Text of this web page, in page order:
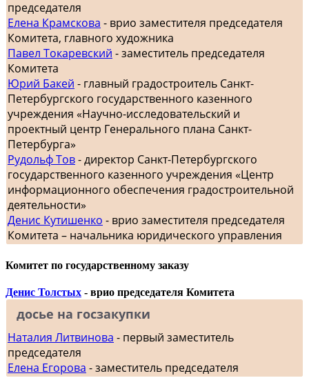
председателя
Елена Крамскова - врио заместителя председателя
Комитета, главного художника
Павел Токаревский - заместитель председателя
Комитета
Юрий Бакей - главный градостроитель Санкт-
Петербургского государственного казенного
учреждения «Научно-исследовательский и
проектный центр Генерального плана Санкт-
Петербурга»
Рудольф Тов- директор Санкт-Петербургского
государственного казенного учреждения «Центр
информационного обеспечения градостроительной
деятельности»
Денис Кутишенко - врио заместителя председателя
Комитета – начальника юридического управления
Комитет по государственному заказу
Денис Толстых - врио председателя Комитета
досье на госзакупки
Наталия Литвинова - первый заместитель
председателя
Елена Егорова - заместитель председателя